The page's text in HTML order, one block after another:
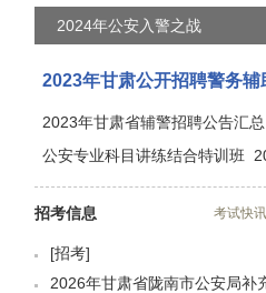
2024年公安入警之战
2023年甘肃公开招聘警务
2023年甘肃省辅警招聘公告汇
公安专业科目讲练结合特训班
招考信息 考试快讯
[招考]
2026年甘肃省陇南市公安局补